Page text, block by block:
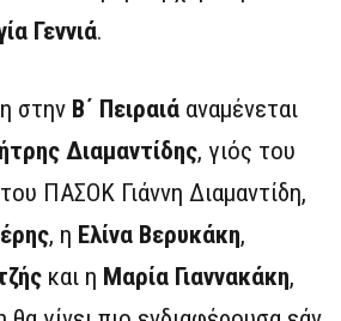
Γεννιά.
στην Β΄ Πειραιά αναμένεται
Διαμαντίδης, γιός του
ΠΑΣΟΚ Γιάννη Διαμαντίδη,
, η Ελίνα Βερυκάκη,
και η Μαρία Γιαννακάκη,